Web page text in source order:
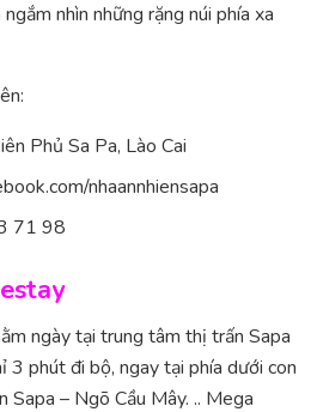
nhìn những rặng núi phía xa
Phủ Sa Pa, Lào Cai
nhaannhiensapa
71 98
ngày tại trung tâm thị trấn Sapa
3 phút đi bộ, ngay tại phía dưới con
– Ngõ Cầu Mây. .. Mega